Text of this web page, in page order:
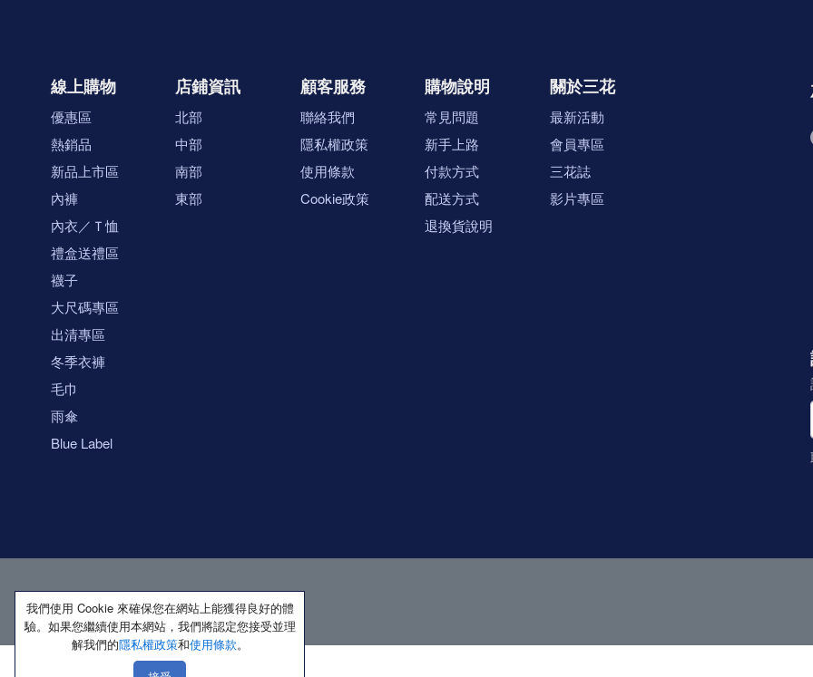
線上購物
優惠區
熱銷品
新品上市區
內褲
內衣／Ｔ恤
禮盒送禮區
襪子
大尺碼專區
出清專區
冬季衣褲
毛巾
雨傘
Blue Label
店鋪資訊
北部
中部
南部
東部
顧客服務
聯絡我們
隱私權政策
使用條款
Cookie政策
購物說明
常見問題
新手上路
付款方式
配送方式
退換貨說明
關於三花
最新活動
會員專區
三花誌
影片專區
我們使用 Cookie 來確保您在網站上能獲得良好的體
驗。如果您繼續使用本網站，我們將認定您接受並理
解我們的隱私權政策和使用條款。